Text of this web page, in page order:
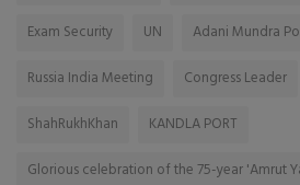
Exam Security
UN Adani Mundra
Russia India Meeting
Congress Leader
ShahRukhKhan
KANDLA PORT
Glorious celebration of the 75-year 'Amrut